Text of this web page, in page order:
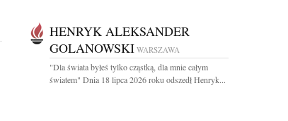
HENRYK ALEKSANDER
GOLANOWSKI WARSZAWA
"Dla świata byłeś tylko cząstką, dla mnie całym
światem" Dnia 18 lipca 2026 roku odszedł Henryk...